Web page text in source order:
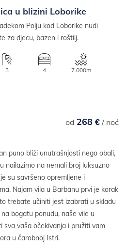
u blizini Loborike
Polju kod Loborike nudi
za djecu, bazen i roštilj.
3 4 7.000m
od 268 €/ noć
puno bliži unutrašnjosti nego obali,
nailazimo na nemali broj luksuzno
su savršeno opremljene i
Najam vila u Barbanu prvi je korak
trebate učiniti jest izabrati u skladu
bogatu ponudu, naše vile u
sva vaša očekivanja i pružiti vam
u čarobnoj Istri.